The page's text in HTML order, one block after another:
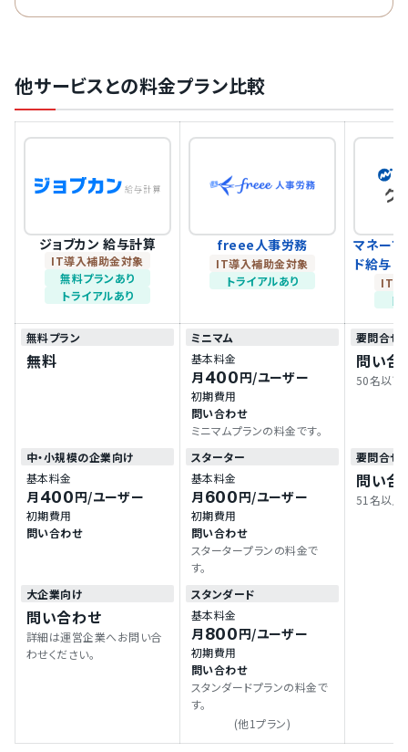
他サービスとの料金プラン比較
ジョブカン 給与計算
IT導入補助金対象
無料プランあり
トライアルあり
freee人事労務
IT導入補助金対象
トライアルあり
マネーフ
ド給与
IT導
ト
無料プラン
無料
ミニマム
基本料金
月 400円/ユーザー
初期費用
問い合わせ
ミニマムプランの料金です。
要問合せ
問い合
50名以下
中・小規模の企業向け
基本料金
月 400円/ユーザー
初期費用
問い合わせ
スターター
基本料金
月 600円/ユーザー
初期費用
問い合わせ
スタータープランの料金で
す。
要問合せ
問い合
51名以上
大企業向け
問い合わせ
詳細は運営企業へお問い合
わせください。
スタンダード
基本料金
月 800円/ユーザー
初期費用
問い合わせ
スタンダードプランの料金で
す。
(他1プラン)